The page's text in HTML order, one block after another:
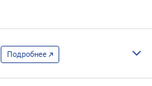
Подробнее